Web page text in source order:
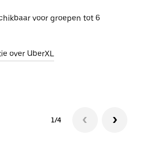
voor groepen tot 6
over UberXL
1/4